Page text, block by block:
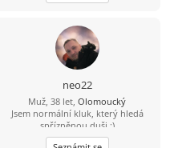
neo22
Muž, 38 let, Olomoucký
Jsem normální kluk, který hledá
spřízněnou duši :)